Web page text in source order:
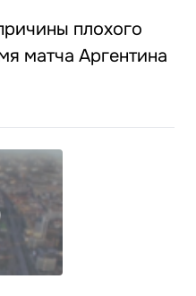
плохого
матча Аргентина